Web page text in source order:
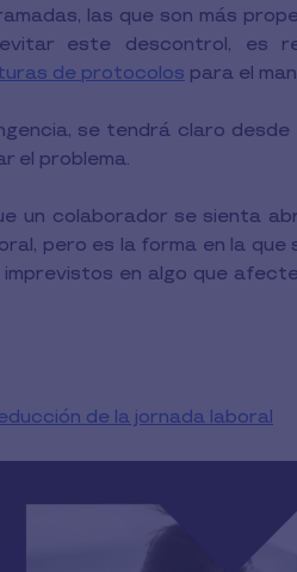
las que son más
este descontrol, es
de protocolos para el
se tendrá claro desde
el problema.
un colaborador se sienta
pero es la forma en la que
en algo que
de la jornada laboral